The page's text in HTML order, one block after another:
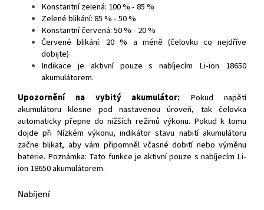
Konstantní zelená: 100 % - 85 %
Zelené blikání: 85 % - 50 %
Konstantní červená: 50 % - 20 %
Červené blikání: 20 % a méně (čelovku co nejdříve
dobijte)
Indikace je aktivní pouze s nabíjecím Li-ion 18650
akumulátorem.
Upozornění na vybitý akumulátor: Pokud napětí
akumulátoru klesne pod nastavenou úroveň, tak čelovka
automaticky přepne do nižších režimů výkonu. Pokud k tomu
dojde při Nízkém výkonu, indikátor stavu nabití akumulátoru
začne blikat, aby vám připomněl včasné dobití nebo výměnu
baterie. Poznámka: Tato funkce je aktivní pouze s nabíjecím Li-
ion 18650 akumulátorem.
Nabíjení